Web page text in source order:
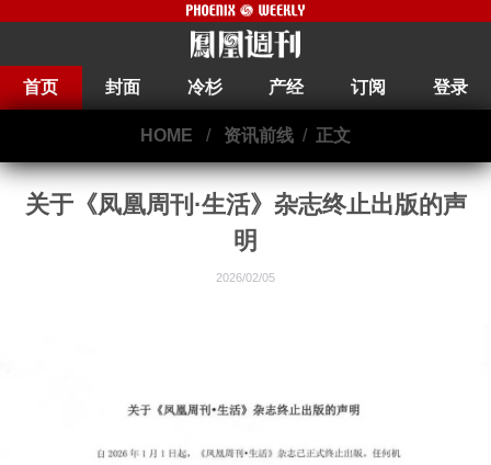
首页 封面 冷杉 产经 订阅 登录
HOME / 资讯前线 / 正文
关于《凤凰周刊·生活》杂志终止出版的声
明
2026/02/05